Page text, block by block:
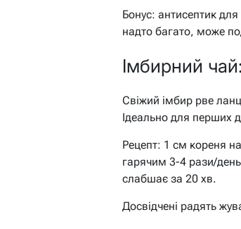
Бонус: антисептик
надто багато, може
Імбирний
Свіжий імбир рве
Ідеально для перших
Рецепт: 1 см кореня
гарячим 3-4 рази/
слабшає за 20 хв.
Досвідчені радять